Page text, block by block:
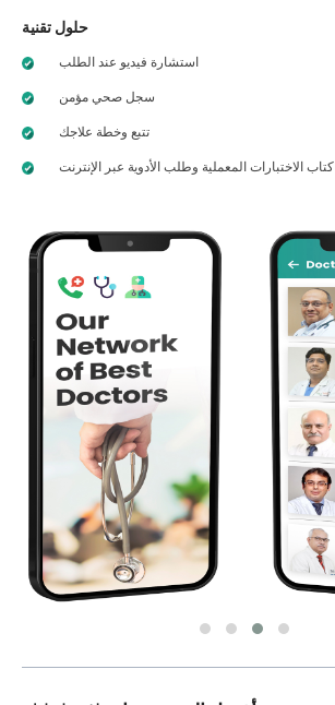
حلول تقنية
استشارة فيديو عند الطلب
سجل صحي مؤمن
تتبع وخطة علاجك
كتاب الاختبارات المعملية وطلب الأدوية عبر الإنترنت